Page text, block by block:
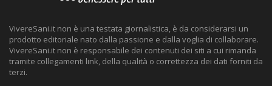
VivereSani.it non è una testata giornalistica, è da considerarsi un
prodotto editoriale nato dalla passione e dalla voglia di collaborare.
VivereSani.it non è responsabile dei contenuti dei siti a cui rimanda
tramite collegamenti link, della qualità o correttezza dei dati forniti da
terzi.